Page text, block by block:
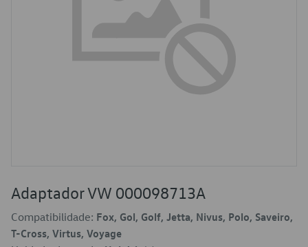
Adaptador VW 000098713A
Compatibilidade: Fox, Gol, Golf, Jetta, Nivus, Polo, Saveiro,
T-Cross, Virtus, Voyage